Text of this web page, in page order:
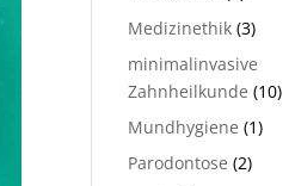
Medizinethik (3)
minimalinvasive
Zahnheilkunde (10)
Mundhygiene (1)
Parodontose (2)